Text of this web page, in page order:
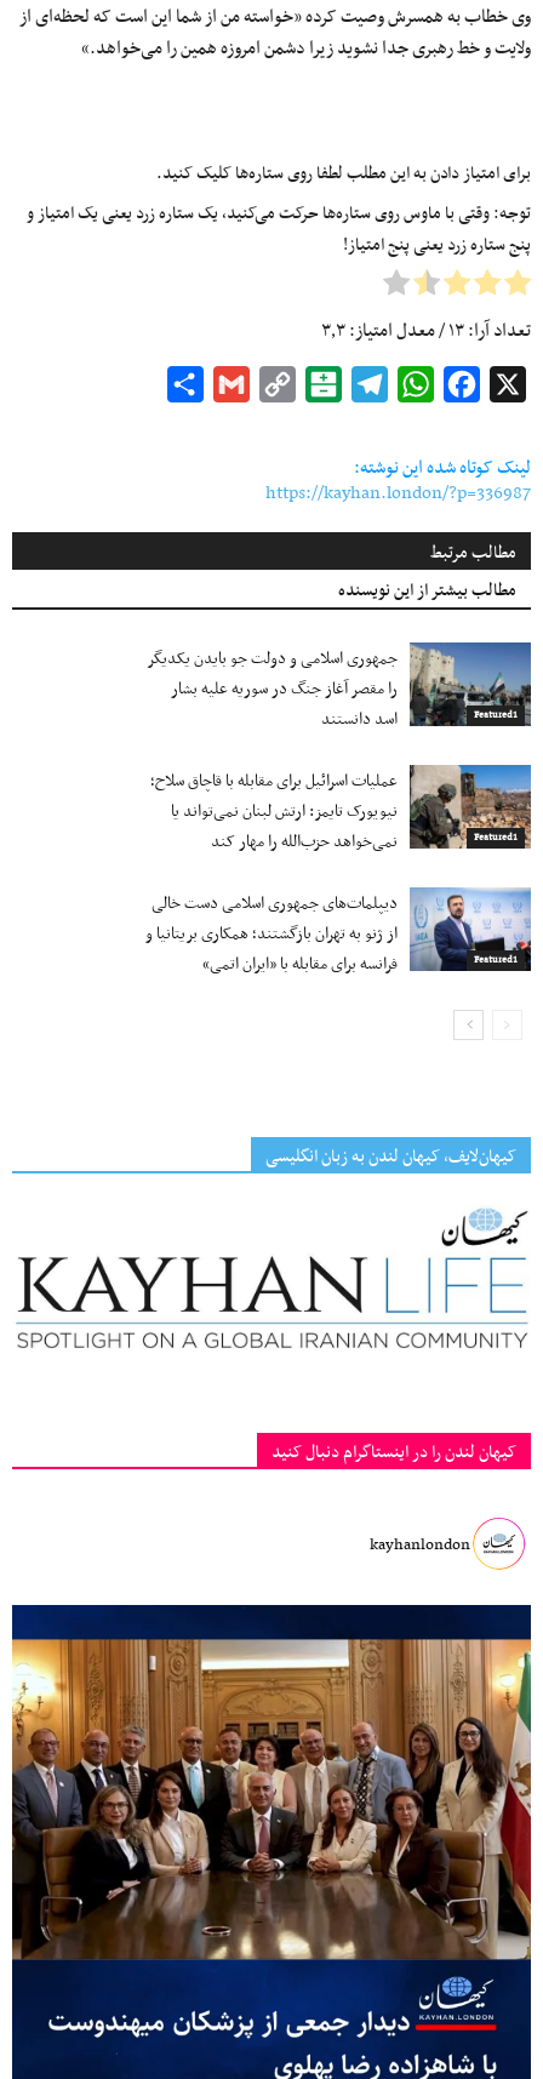
وی خطاب به همسرش وصیت کرده «خواسته من از شما این است که لحظه‌ای از
ولایت و خط رهبری جدا نشوید زیرا دشمن امروزه همین را می‌خواهد.»
برای امتیاز دادن به این مطلب لطفا روی ستاره‌ها کلیک کنید.
توجه: وقتی با ماوس روی ستاره‌ها حرکت می‌کنید، یک ستاره زرد یعنی یک امتیاز و
پنج ستاره زرد یعنی پنج امتیاز!
تعداد آرا:۱۳/ معدل امتیاز:۳٫۳
Facebook
WhatsApp
Telegram
Balatarin
Copy
Gmail
لینک کوتاه شده این نوشته:
https://kayhan.london/?p=336987
مطالب مرتبط
مطالب بیشتر از این نویسنده
Featured1
جمهوری اسلامی و دولت جو بایدن یکدیگر
را مقصر آغاز جنگ در سوریه علیه بشار
اسد دانستند
Featured1
عملیات اسرائیل برای مقابله با قاچاق سلاح؛
نیویورک تایمز: ارتش لبنان نمی‌تواند یا
نمی‌خواهد حزب‌الله را مهار کند
Featured1
دیپلمات‌های جمهوری اسلامی دست خالی
از ژنو به تهران بازگشتند؛ همکاری بریتانیا و
فرانسه برای مقابله با «ایران اتمی»
کیهان‌لایف، کیهان لندن به زبان انگلیسی
کیهان لندن را در اینستاگرام دنبال کنید
kayhanlondon